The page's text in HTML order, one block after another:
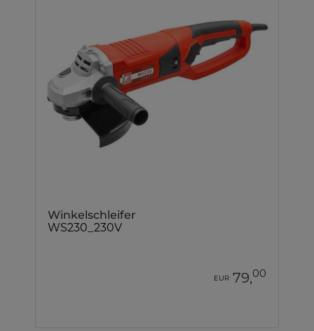
Winkelschleifer
WS230_230V
EUR 79,00